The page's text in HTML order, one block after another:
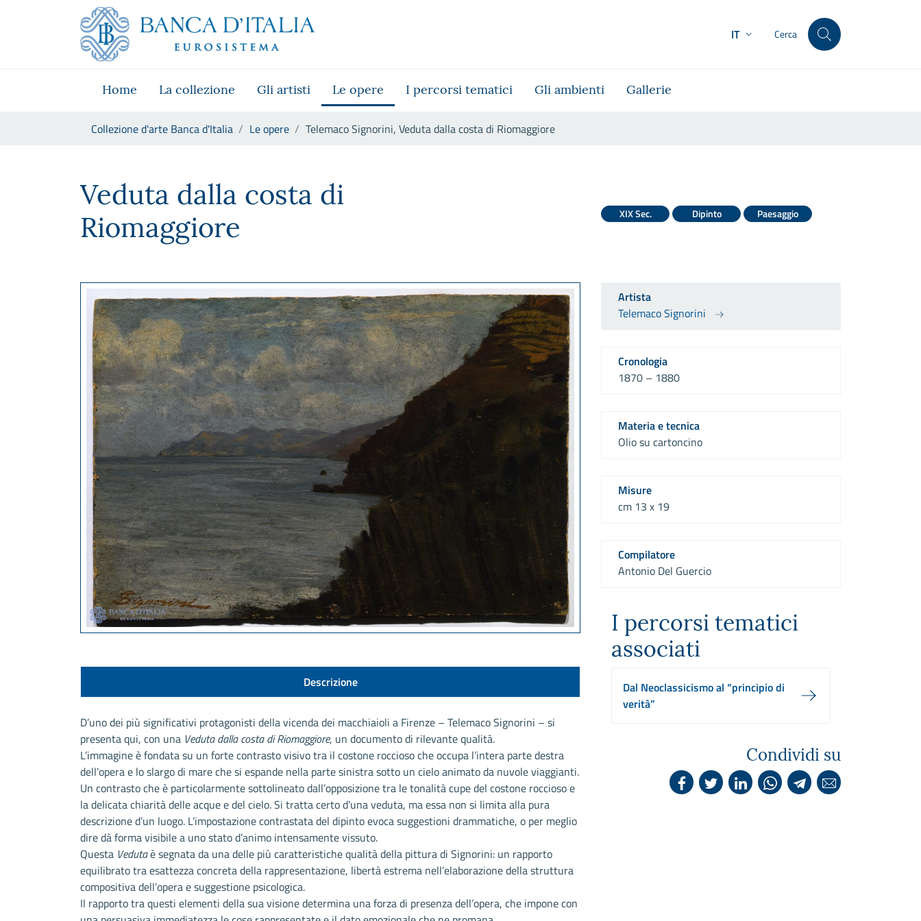
Skip to Main Content
Vai al sito istituzionale
Vai al menu di navigazione
Vai alla ricerca
Vai ai contenuti
IT Cerca
Home La collezione Gli artisti Le opere I percorsi tematici Gli ambienti Gallerie
Collezione d'arte Banca d'Italia Le opere Telemaco Signorini, Veduta dalla costa di Riomaggiore
Veduta dalla costa di
Riomaggiore
XIX Sec. Dipinto Paesaggio
Descrizione
D’uno dei più significativi protagonisti della vicenda dei macchiaioli a Firenze – Telemaco Signorini – si
presenta qui, con una Veduta dalla costa di Riomaggiore, un documento di rilevante qualità.
L’immagine è fondata su un forte contrasto visivo tra il costone roccioso che occupa l’intera parte destra
dell’opera e lo slargo di mare che si espande nella parte sinistra sotto un cielo animato da nuvole viaggianti.
Un contrasto che è particolarmente sottolineato dall’opposizione tra le tonalità cupe del costone roccioso e
la delicata chiarità delle acque e del cielo. Si tratta certo d’una veduta, ma essa non si limita alla pura
descrizione d’un luogo. L’impostazione contrastata del dipinto evoca suggestioni drammatiche, o per meglio
dire dà forma visibile a uno stato d’animo intensamente vissuto.
Questa Vedutaè segnata da una delle più caratteristiche qualità della pittura di Signorini: un rapporto
equilibrato tra esattezza concreta della rappresentazione, libertà estrema nell’elaborazione della struttura
compositiva dell’opera e suggestione psicologica.
Il rapporto tra questi elementi della sua visione determina una forza di presenza dell’opera, che impone con
Artista
Telemaco Signorini
Cronologia
1870 – 1880
Materia e tecnica
Olio su cartoncino
Misure
cm 13 x 19
Compilatore
Antonio Del Guercio
I percorsi tematici
associati
Dal Neoclassicismo al “principio di
verità”
Condividi su